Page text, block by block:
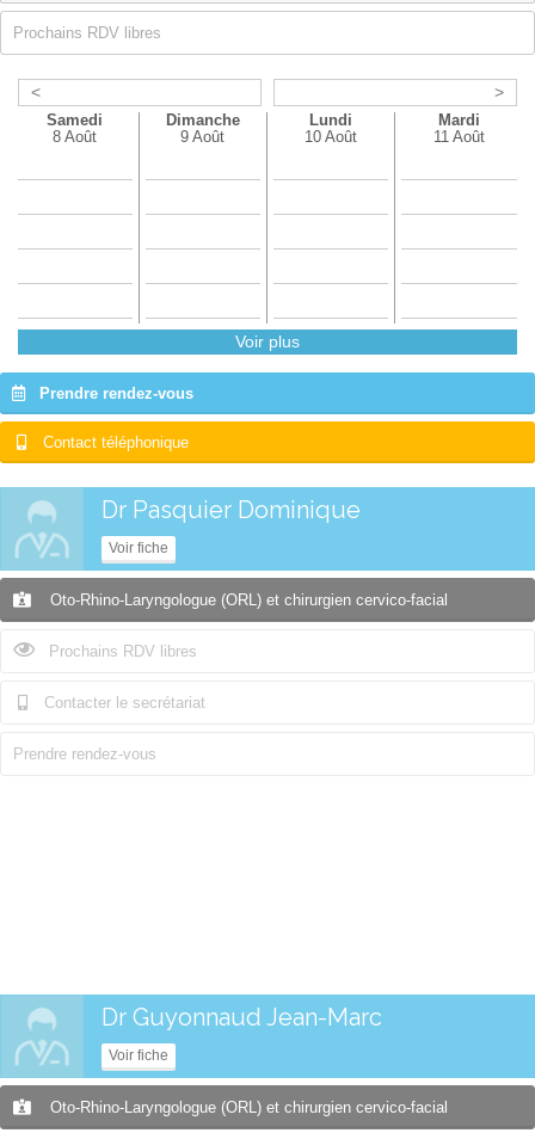
< >
Samedi
8 Août
Dimanche
9 Août
Lundi
10 Août
Mardi
11 Août
Voir plus
Prendre rendez-vous
Contact téléphonique
Prochains RDV libres
Dr Pasquier Dominique
Voir fiche
Oto-Rhino-Laryngologue (ORL) et chirurgien cervico-facial
Prochains RDV libres
Contacter le secrétariat
Prendre rendez-vous
Dr Guyonnaud Jean-Marc
Voir fiche
Oto-Rhino-Laryngologue (ORL) et chirurgien cervico-facial